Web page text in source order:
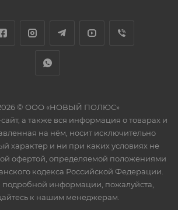
© ООО «НОВЫЙ ПОЛЮС»
а также вся информация о товарах и
на нём, носит исключительно
характер и ни при каких условиях не
офертой, определяемой положениями
кодекса Российской Федерации.
подробной информации, пожалуйста,
к нашим менеджерам.